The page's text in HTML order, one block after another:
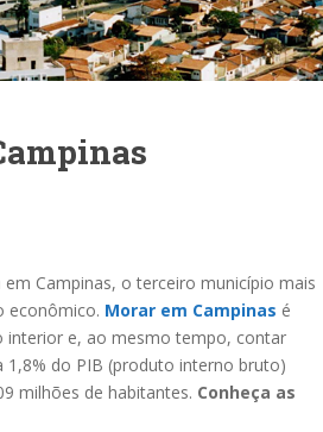
Campinas, o terceiro município mais
econômico. Morar em Campinas é
interior e, ao mesmo tempo, contar
do PIB (produto interno bruto)
milhões de habitantes. Conheça as